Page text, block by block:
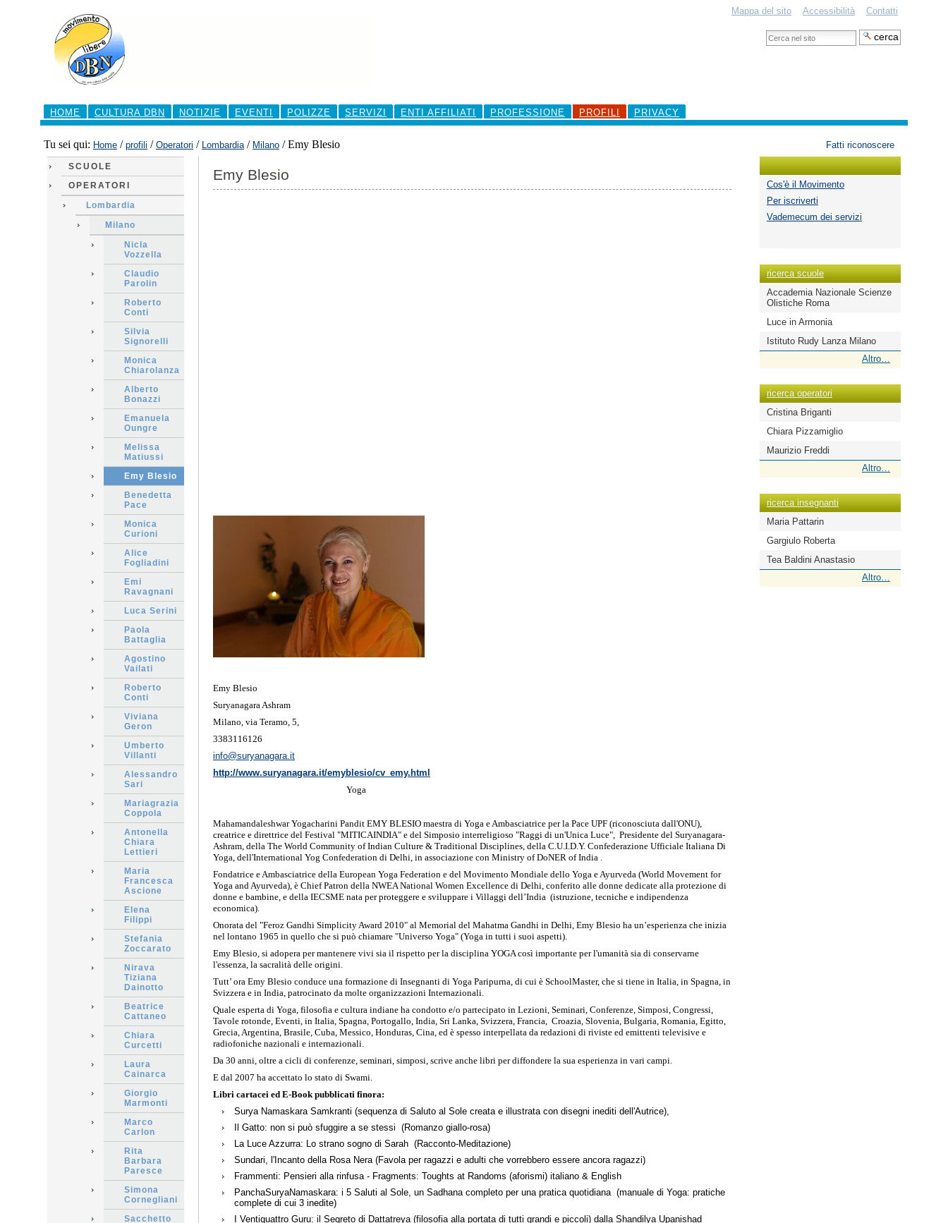
contenuti.
navigazione
Mappa del sito Accessibilità Contatti
Cerca
nel
Sezioni
HOME
CULTURA DBN NOTIZIE EVENTI POLIZZE SERVIZI ENTI AFFILIATI PROFESSIONE PROFILI PRIVACY
Fatti riconoscere
Tu sei qui: Home / profili / Operatori / Lombardia / Milano /Emy Blesio
SCUOLE
OPERATORI
Lombardia
Milano
Nicla
Vozzella
Claudio
Parolin
Roberto
Conti
Silvia
Signorelli
Monica
Chiarolanza
Alberto
Bonazzi
Emanuela
Oungre
Melissa
Matiussi
Emy Blesio
Benedetta
Pace
Monica
Curioni
Alice
Fogliadini
Emi
Ravagnani
Luca Serini
Paola
Battaglia
Agostino
Vailati
Roberto
Conti
Viviana
Geron
Umberto
Villanti
Alessandro
Sari
Mariagrazia
Coppola
Antonella
Chiara
Lettieri
Maria
Francesca
Ascione
Elena
Filippi
Stefania
Zoccarato
Nirava
Tiziana
Dainotto
Beatrice
Cattaneo
Chiara
Curcetti
Laura
Cainarca
Giorgio
Marmonti
Marco
Carlon
Rita
Barbara
Paresce
Simona
Cornegliani
Sacchetto
Emy Blesio
Emy Blesio
Suryanagara Ashram
Milano, via Teramo, 5,
3383116126
info@suryanagara.it
http://www.suryanagara.it/emyblesio/cv_emy.html
Yoga
Mahamandaleshwar Yogacharini Pandit EMY BLESIO maestra di Yoga e Ambasciatrice per la Pace UPF (riconosciuta dall'ONU),
creatrice e direttrice del Festival "MITICAINDIA" e del Simposio interreligioso "Raggi di un'Unica Luce", Presidente del Suryanagara-
Ashram, della The World Community of Indian Culture & Traditional Disciplines, della C.U.I.D.Y. Confederazione Ufficiale Italiana Di
Yoga, dell'International Yog Confederation di Delhi, in associazione con Ministry of DoNER of India .
Fondatrice e Ambasciatrice della European Yoga Federation e del Movimento Mondiale dello Yoga e Ayurveda (World Movement for
Yoga and Ayurveda), è Chief Patron della NWEA National Women Excellence di Delhi, conferito alle donne dedicate alla protezione di
donne e bambine, e della IECSME nata per proteggere e sviluppare i Villaggi dell’India (istruzione, tecniche e indipendenza
economica).
Onorata del "Feroz Gandhi Simplicity Award 2010" al Memorial del Mahatma Gandhi in Delhi, Emy Blesio ha un’esperienza che inizia
nel lontano 1965 in quello che si può chiamare "Universo Yoga" (Yoga in tutti i suoi aspetti).
Emy Blesio, si adopera per mantenere vivi sia il rispetto per la disciplina YOGA così importante per l'umanità sia di conservarne
l'essenza, la sacralità delle origini.
Tutt’ ora Emy Blesio conduce una formazione di Insegnanti di Yoga Paripurna, di cui è SchoolMaster, che si tiene in Italia, in Spagna, in
Svizzera e in India, patrocinato da molte organizzazioni Internazionali.
Quale esperta di Yoga, filosofia e cultura indiane ha condotto e/o partecipato in Lezioni, Seminari, Conferenze, Simposi, Congressi,
Tavole rotonde, Eventi, in Italia, Spagna, Portogallo, India, Sri Lanka, Svizzera, Francia, Croazia, Slovenia, Bulgaria, Romania, Egitto,
Grecia, Argentina, Brasile, Cuba, Messico, Honduras, Cina, ed è spesso interpellata da redazioni di riviste ed emittenti televisive e
radiofoniche nazionali e internazionali.
Da 30 anni, oltre a cicli di conferenze, seminari, simposi, scrive anche libri per diffondere la sua esperienza in vari campi.
E dal 2007 ha accettato lo stato di Swami.
Libri cartacei ed E-Book pubblicati finora:
Surya Namaskara Samkranti (sequenza di Saluto al Sole creata e illustrata con disegni inediti dell'Autrice),
Il Gatto: non si può sfuggire a se stessi (Romanzo giallo-rosa)
La Luce Azzurra: Lo strano sogno di Sarah (Racconto-Meditazione)
Sundari, l'Incanto della Rosa Nera (Favola per ragazzi e adulti che vorrebbero essere ancora ragazzi)
Frammenti: Pensieri alla rinfusa - Fragments: Toughts at Randoms (aforismi) italiano & English
PanchaSuryaNamaskara: i 5 Saluti al Sole, un Sadhana completo per una pratica quotidiana (manuale di Yoga: pratiche
complete di cui 3 inedite)
I Ventiquattro Guru: il Segreto di Dattatreya (filosofia alla portata di tutti grandi e piccoli) dalla Shandilya Upanishad
Cos'è il Movimento
Per iscriverti
Vademecum dei servizi
ricerca scuole
Accademia Nazionale Scienze
Olistiche Roma
Luce in Armonia
Istituto Rudy Lanza Milano
scuole
-
Altro…
ricerca operatori
Cristina Briganti
Chiara Pizzamiglio
Maurizio Freddi
operatori
-
Altro…
ricerca insegnanti
Maria Pattarin
Gargiulo Roberta
Tea Baldini Anastasio
insegnanti
Altro…